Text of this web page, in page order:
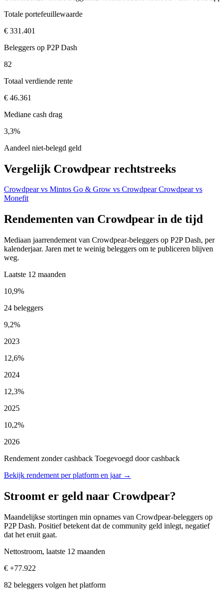
Totale portefeuillewaarde
€ 331.401
Beleggers op P2P Dash
82
Totaal verdiende rente
€ 46.361
Mediane cash drag
3,3%
Aandeel niet-belegd geld
Vergelijk Crowdpear rechtstreeks
Crowdpear vs Mintos Go & Grow vs CrowdpearCrowdpear vs
Monefit
Rendementen van Crowdpear in de tijd
Mediaan jaarrendement van Crowdpear-beleggers op P2P Dash, per
kalenderjaar. Jaren met te weinig beleggers om te publiceren blijven
weg.
Laatste 12 maanden
10,9%
24 beleggers
9,2%
2023
12,6%
2024
12,3%
2025
10,2%
2026
Rendement zonder cashback Toegevoegd door cashback
Bekijk rendement per platform en jaar →
Stroomt er geld naar Crowdpear?
Maandelijkse stortingen min opnames van Crowdpear-beleggers op
P2P Dash. Positief betekent dat de community geld inlegt, negatief
dat het eruit gaat.
Nettostroom, laatste 12 maanden
€ +77.922
82 beleggers volgen het platform